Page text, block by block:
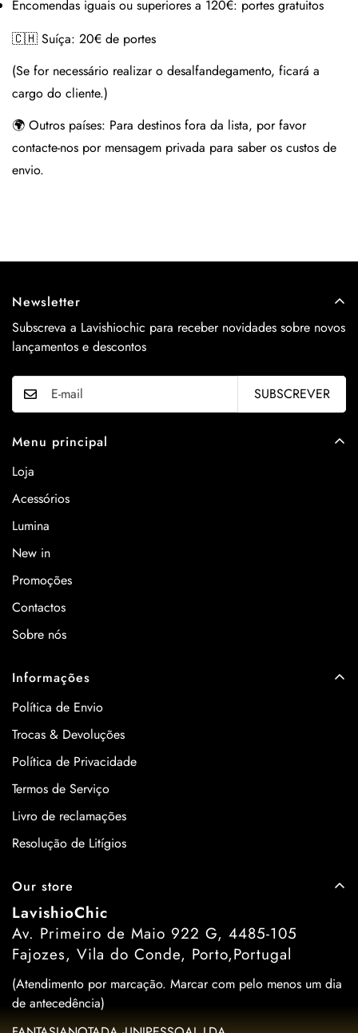
Encomendas iguais ou superiores a 120€: portes gratuitos
🇨🇭 Suíça: 20€ de portes
(Se for necessário realizar o desalfandegamento, ficará a
cargo do cliente.)
🌍 Outros países: Para destinos fora da lista, por favor
contacte-nos por mensagem privada para saber os custos de
envio.
Newsletter
Subscreva a Lavishiochic para receber novidades sobre novos
lançamentos e descontos
SUBSCREVER
Menu principal
Loja
Acessórios
Lumina
New in
Promoções
Contactos
Sobre nós
Informações
Política de Envio
Trocas & Devoluções
Política de Privacidade
Termos de Serviço
Livro de reclamações
Resolução de Litígios
Our store
LavishioChic
Av. Primeiro de Maio 922 G, 4485-105
Fajozes, Vila do Conde, Porto,Portugal
(Atendimento por marcação. Marcar com pelo menos um dia
de antecedência)